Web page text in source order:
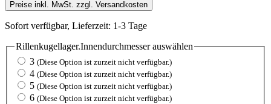
Preise inkl. MwSt. zzgl. Versandkosten
Sofort verfügbar, Lieferzeit: 1-3 Tage
Rillenkugellager.Innendurchmesserauswählen
3 (Diese Option ist zurzeit nicht verfügbar.)
4 (Diese Option ist zurzeit nicht verfügbar.)
5 (Diese Option ist zurzeit nicht verfügbar.)
6 (Diese Option ist zurzeit nicht verfügbar.)